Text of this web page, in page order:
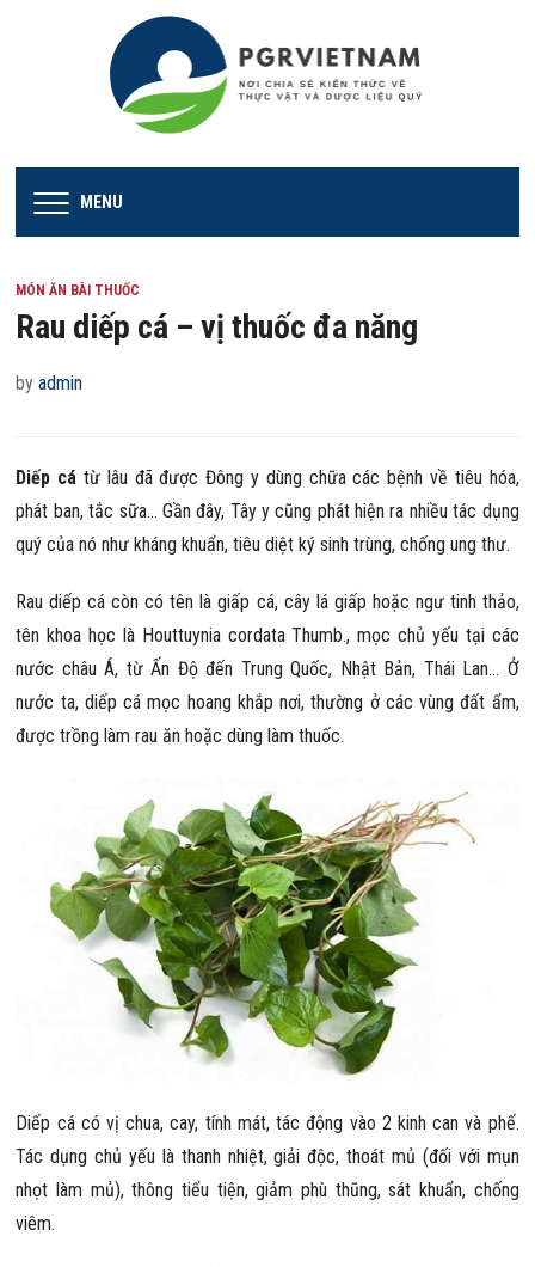
MENU
MÓN ĂN BÀI THUỐC
Rau diếp cá – vị thuốc đa năng
byadmin
Diếp cá từ lâu đã được Đông y dùng chữa các bệnh về tiêu hóa,
phát ban, tắc sữa… Gần đây, Tây y cũng phát hiện ra nhiều tác dụng
quý của nó như kháng khuẩn, tiêu diệt ký sinh trùng, chống ung thư.
Rau diếp cá còn có tên là giấp cá, cây lá giấp hoặc ngư tinh thảo,
tên khoa học là Houttuynia cordata Thumb., mọc chủ yếu tại các
nước châu Á, từ Ấn Độ đến Trung Quốc, Nhật Bản, Thái Lan… Ở
nước ta, diếp cá mọc hoang khắp nơi, thường ở các vùng đất ẩm,
được trồng làm rau ăn hoặc dùng làm thuốc.
Diếp cá có vị chua, cay, tính mát, tác động vào 2 kinh can và phế.
Tác dụng chủ yếu là thanh nhiệt, giải độc, thoát mủ (đối với mụn
nhọt làm mủ), thông tiểu tiện, giảm phù thũng, sát khuẩn, chống
viêm.